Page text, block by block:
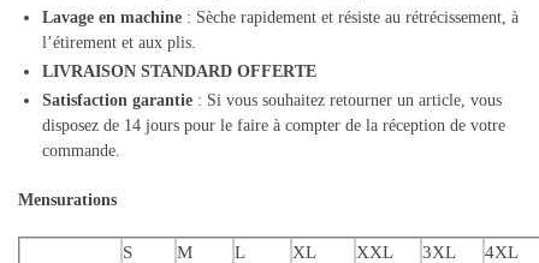
Lavage en machine : Sèche rapidement et résiste au rétrécissement, à
l’étirement et aux plis.
LIVRAISON STANDARD OFFERTE
Satisfaction garantie : Si vous souhaitez retourner un article, vous
disposez de 14 jours pour le faire à compter de la réception de votre
commande.
Mensurations
S M L XL XXL 3XL 4XL